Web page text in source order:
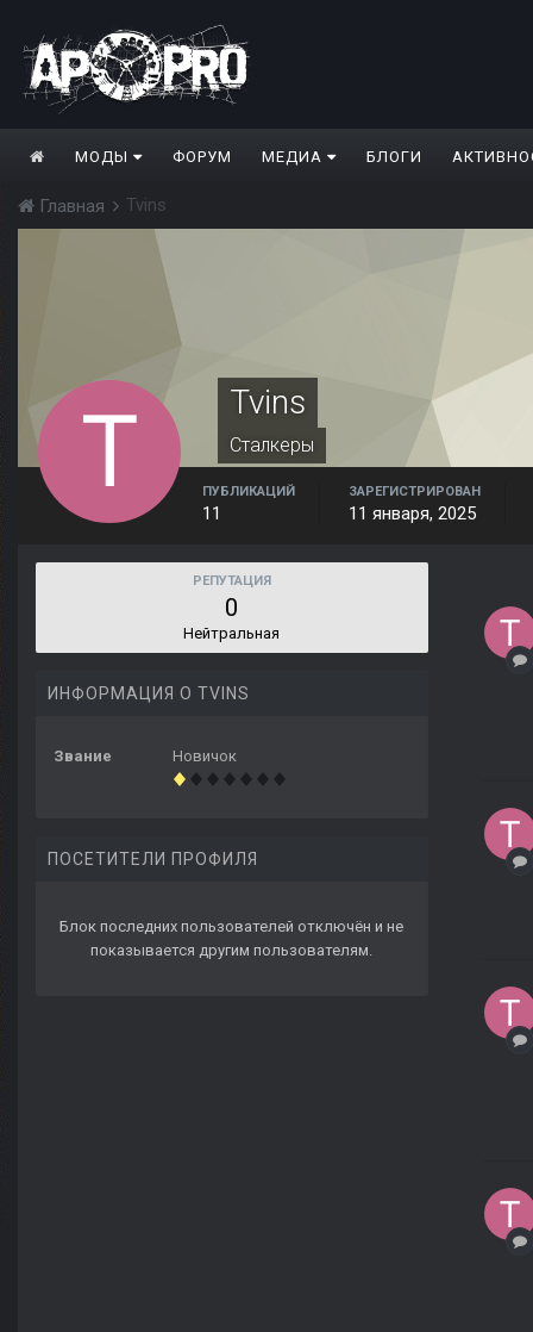
МОДЫ ФОРУМ МЕДИА БЛОГИ
Главная Tvins
Tvins
Сталкеры
ПУБЛИКАЦИЙ
11
ЗАРЕГИСТРИРОВАН
11 января, 2025
РЕПУТАЦИЯ
0
Нейтральная
ИНФОРМАЦИЯ О TVINS
Звание Новичок
ПОСЕТИТЕЛИ ПРОФИЛЯ
Блок последних пользователей отключён и не
показывается другим пользователям.